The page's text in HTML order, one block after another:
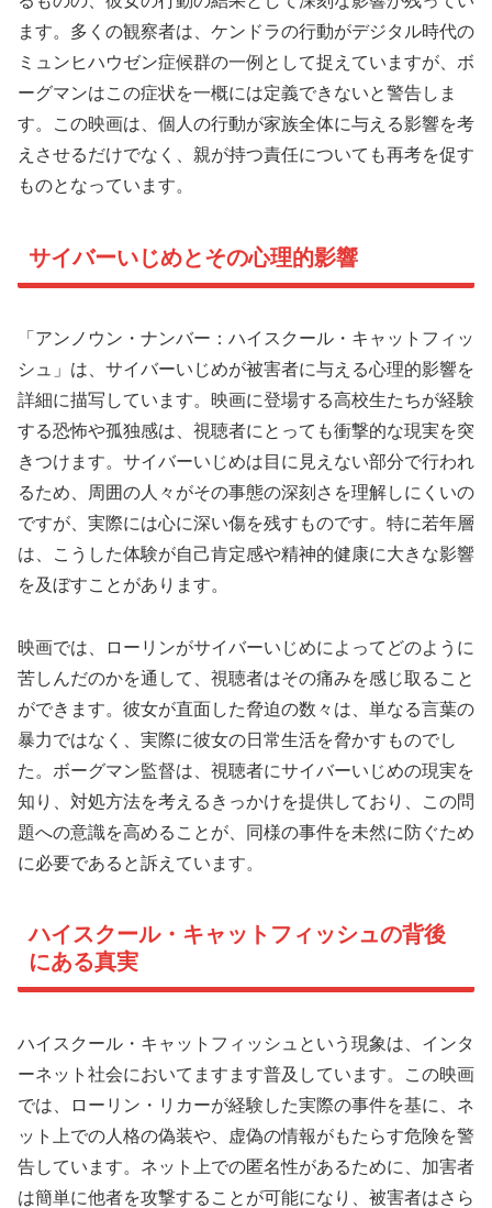
ます。多くの観察者は、ケンドラの行動がデジタル時代の
ミュンヒハウゼン症候群の一例として捉えていますが、ボ
ーグマンはこの症状を一概には定義できないと警告しま
す。この映画は、個人の行動が家族全体に与える影響を考
えさせるだけでなく、親が持つ責任についても再考を促す
ものとなっています。
サイバーいじめとその心理的影響
「アンノウン・ナンバー：ハイスクール・キャットフィッ
シュ」は、サイバーいじめが被害者に与える心理的影響を
詳細に描写しています。映画に登場する高校生たちが経験
する恐怖や孤独感は、視聴者にとっても衝撃的な現実を突
きつけます。サイバーいじめは目に見えない部分で行われ
るため、周囲の人々がその事態の深刻さを理解しにくいの
ですが、実際には心に深い傷を残すものです。特に若年層
は、こうした体験が自己肯定感や精神的健康に大きな影響
を及ぼすことがあります。
映画では、ローリンがサイバーいじめによってどのように
苦しんだのかを通して、視聴者はその痛みを感じ取ること
ができます。彼女が直面した脅迫の数々は、単なる言葉の
暴力ではなく、実際に彼女の日常生活を脅かすものでし
た。ボーグマン監督は、視聴者にサイバーいじめの現実を
知り、対処方法を考えるきっかけを提供しており、この問
題への意識を高めることが、同様の事件を未然に防ぐため
に必要であると訴えています。
ハイスクール・キャットフィッシュの背後
にある真実
ハイスクール・キャットフィッシュという現象は、インタ
ーネット社会においてますます普及しています。この映画
では、ローリン・リカーが経験した実際の事件を基に、ネ
ット上での人格の偽装や、虚偽の情報がもたらす危険を警
告しています。ネット上での匿名性があるために、加害者
は簡単に他者を攻撃することが可能になり、被害者はさら